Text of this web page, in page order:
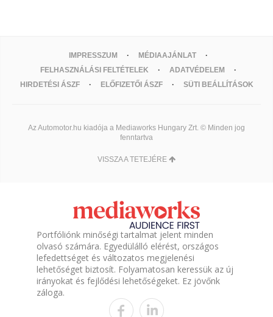
IMPRESSZUM
MÉDIAAJÁNLAT
FELHASZNÁLÁSI FELTÉTELEK
ADATVÉDELEM
HIRDETÉSI ÁSZF
ELŐFIZETŐI ÁSZF SÜTI BEÁLLÍTÁSOK
Az Automotor.hu kiadója a Mediaworks Hungary Zrt. © Minden jog
fenntartva
VISSZA A TETEJÉRE
Portfóliónk minőségi tartalmat jelent minden
olvasó számára. Egyedülálló elérést, országos
lefedettséget és változatos megjelenési
lehetőséget biztosít. Folyamatosan keressük az új
irányokat és fejlődési lehetőségeket. Ez jövőnk
záloga.